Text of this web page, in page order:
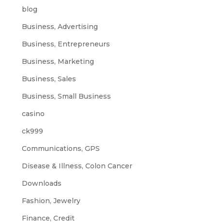
blog
Business, Advertising
Business, Entrepreneurs
Business, Marketing
Business, Sales
Business, Small Business
casino
ck999
Communications, GPS
Disease & Illness, Colon Cancer
Downloads
Fashion, Jewelry
Finance, Credit